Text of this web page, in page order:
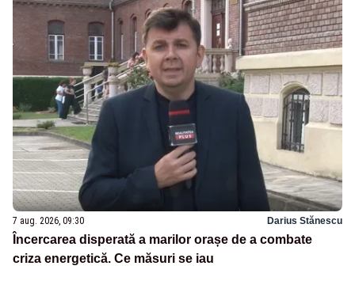
7 aug. 2026, 09:30 Darius Stănescu
Încercarea disperată a marilor orașe de a combate
criza energetică. Ce măsuri se iau